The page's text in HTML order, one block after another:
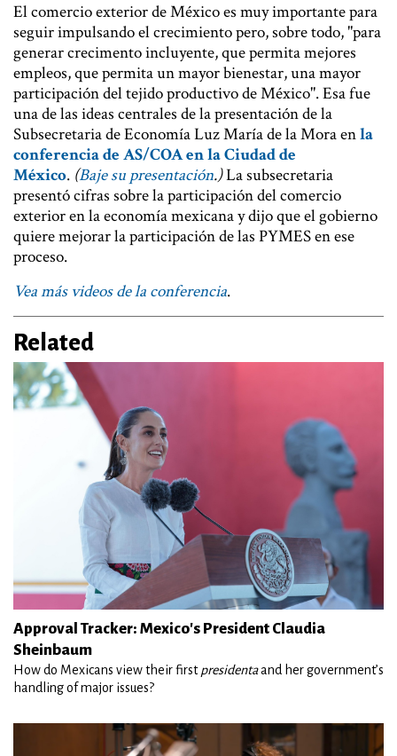
El comercio exterior de México es muy importante para
seguir impulsando el crecimiento pero, sobre todo, "para
generar crecimento incluyente, que permita mejores
empleos, que permita un mayor bienestar, una mayor
participación del tejido productivo de México". Esa fue
una de las ideas centrales de la presentación de la
Subsecretaria de Economía Luz María de la Mora enla
conferencia de AS/COA en la Ciudad de
México. (Baje su presentación.)La subsecretaria
presentó cifras sobre la participación del comercio
exterior en la economía mexicana y dijo que el gobierno
quiere mejorar la participación de las PYMES en ese
proceso.
Vea más videos de la conferencia.
Related
Approval Tracker: Mexico's President Claudia
Sheinbaum
How do Mexicans view their firstpresidentaand her government’s
handling of major issues?